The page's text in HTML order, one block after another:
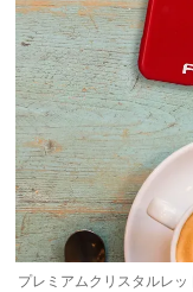
プレミアムクリスタルレ